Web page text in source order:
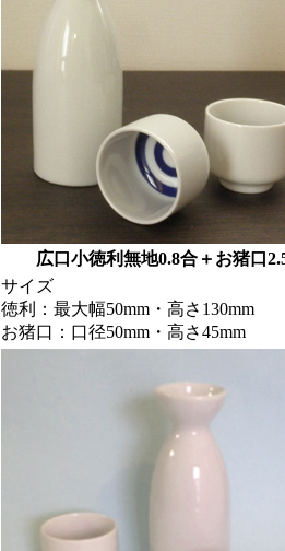
広口小徳利無地0.8合＋お猪口
サイズ
徳利：最大幅50mm・高さ130mm
お猪口：口径50mm・高さ45mm